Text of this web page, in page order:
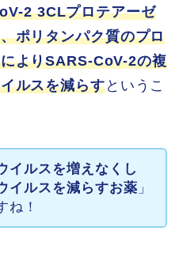
2 3CLプロテアーゼ
ポリタンパク質のプロ
よりSARS-CoV-2の複
ルスを減らすというこ
イルスを増えなくし
イルスを減らすお薬 」
ね！